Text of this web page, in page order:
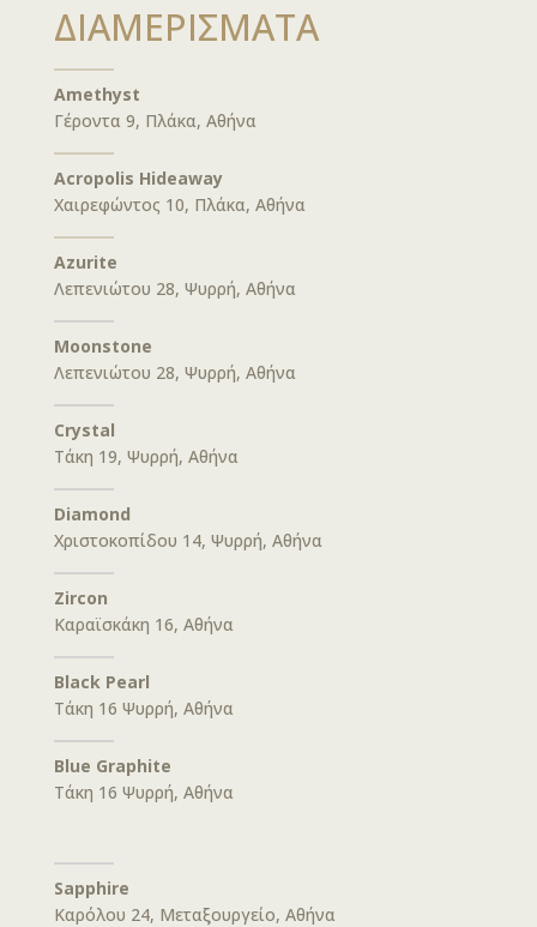
ΔΙΑΜΕΡΙΣΜΑΤΑ
Amethyst
Γέροντα 9, Πλάκα, Αθήνα
Acropolis Hideaway
Χαιρεφώντος 10, Πλάκα, Αθήνα
Azurite
Λεπενιώτου 28, Ψυρρή, Αθήνα
Moonstone
Λεπενιώτου 28, Ψυρρή, Αθήνα
Crystal
Τάκη 19, Ψυρρή, Αθήνα
Diamond
Χριστοκοπίδου 14, Ψυρρή, Αθήνα
Zircon
Καραϊσκάκη 16, Αθήνα
Black Pearl
Τάκη 16 Ψυρρή, Αθήνα
Blue Graphite
Τάκη 16 Ψυρρή, Αθήνα
Sapphire
Καρόλου 24, Μεταξουργείο, Αθήνα